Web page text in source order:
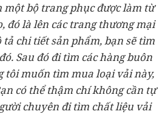
một bộ trang phục được làm từ
đó là lên các trang thương mại
chi tiết sản phẩm, bạn sẽ tìm
Sau đó đi tìm các hàng buôn
tôi muốn tìm mua loại vải này,
có thể thậm chí không cần tự
chuyên đi tìm chất liệu vải